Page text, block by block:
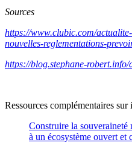
Sources
https://www.clubic.com/
nouvelles-reglementations-
https://blog.stephane-
Ressources complémentaires
Construire la souveraineté
à un écosystème ouvert et